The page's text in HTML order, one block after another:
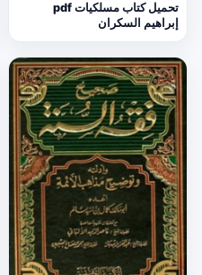
تحميل كتاب مسلكيات pdf
إبراهيم السكران